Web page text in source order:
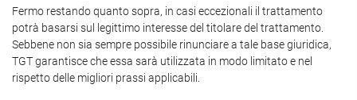
Fermo restando quanto sopra, in casi eccezionali il trattamento
potrà basarsi sul legittimo interesse del titolare del trattamento.
Sebbene non sia sempre possibile rinunciare a tale base giuridica,
TGT garantisce che essa sarà utilizzata in modo limitato e nel
rispetto delle migliori prassi applicabili.